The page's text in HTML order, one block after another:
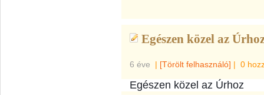
Egészen közel az
6 éve | [Törölt felhasználó] | 0
Egészen közel az Úrhoz